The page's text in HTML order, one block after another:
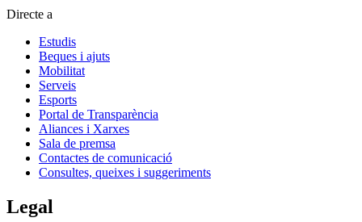
Directe a
Estudis
Beques i ajuts
Mobilitat
Serveis
Esports
Portal de Transparència
Aliances i Xarxes
Sala de premsa
Contactes de comunicació
Consultes, queixes i suggeriments
Legal